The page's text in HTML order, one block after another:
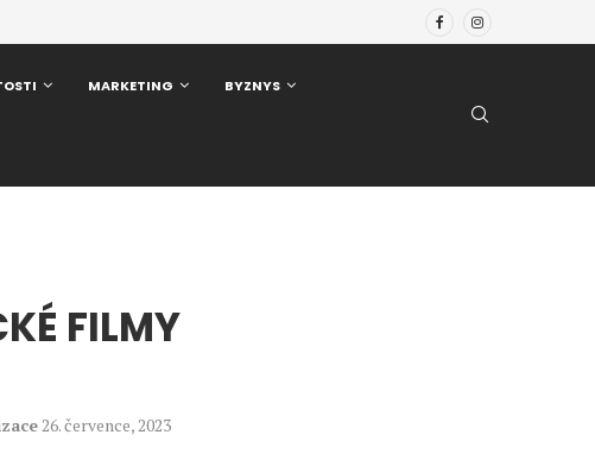
MARKETING BYZNYS
FILMY
26. července, 2023